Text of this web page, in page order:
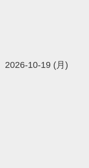
2026-10-19 (月)